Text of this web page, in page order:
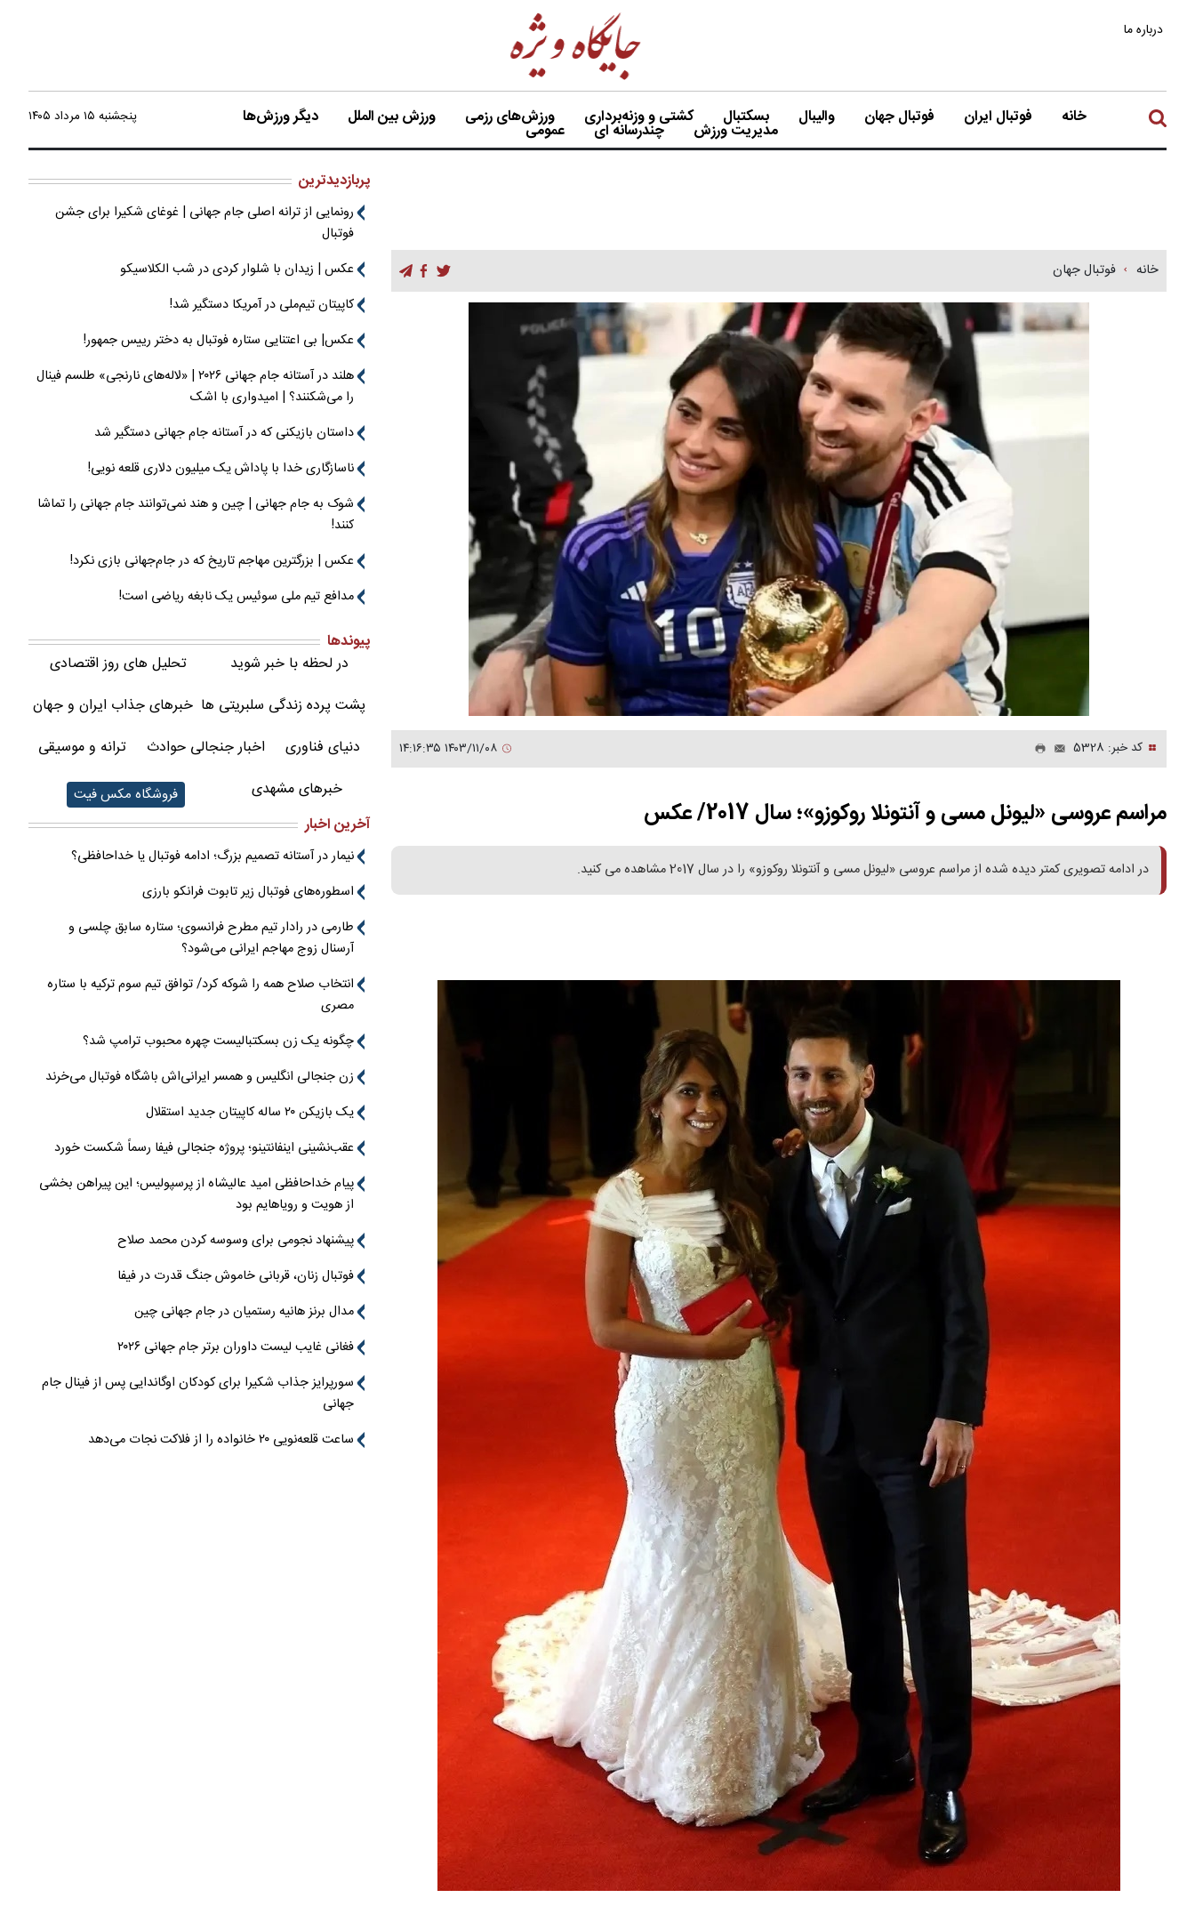
درباره ما
خانه فوتبال ایران فوتبال جهان والیبال بسکتبال کشتی و وزنه‌برداری ورزش‌های رزمی ورزش بین الملل دیگر ورزش‌ها
مدیریت ورزش چندرسانه ای عمومی
پنجشنبه ۱۵ مرداد ۱۴۰۵
خانه فوتبال جهان
کد خبر: 5328
مراسم عروسی «لیونل مسی و آنتونلا روکوزو»؛ سال 2017/ عکس
در ادامه تصویری کمتر دیده شده از مراسم عروسی «لیونل مسی و آنتونلا روکوزو» را در سال 2017 مشاهده می کنید.
پربازدیدترین
رونمایی از ترانه اصلی جام جهانی | غوغای شکیرا برای جشن
فوتبال
عکس | زیدان با شلوار کردی در شب الکلاسیکو
کاپیتان تیم‌ملی در آمریکا دستگیر شد!
عکس| بی اعتنایی ستاره فوتبال به دختر رییس جمهور!
هلند در آستانه جام جهانی ۲۰۲۶ | «لاله‌های نارنجی» طلسم فینال
را می‌شکنند؟ | امیدواری با اشک
داستان بازیکنی که در آستانه جام جهانی دستگیر شد
ناسازگاری خدا با پاداش یک میلیون دلاری قلعه نویی!
شوک به جام جهانی | چین و هند نمی‌توانند جام جهانی را تماشا
کنند!
عکس | بزرگترین مهاجم تاریخ که در جام‌جهانی بازی نکرد!
مدافع تیم ملی سوئیس یک نابغه ریاضی است!
پیوندها
در لحظه با خبر شوید
تحلیل های روز اقتصادی
پشت پرده زندگی سلبریتی ها خبرهای جذاب ایران و جهان
دنیای فناوری
اخبار جنجالی حوادث
ترانه و موسیقی
خبرهای مشهدی
فروشگاه مکس فیت
آخرین اخبار
نیمار در آستانه تصمیم بزرگ؛ ادامه فوتبال یا خداحافظی؟
اسطوره‌های فوتبال زیر تابوت فرانکو بارزی
طارمی در رادار تیم مطرح فرانسوی؛ ستاره سابق چلسی و
آرسنال زوج مهاجم ایرانی می‌شود؟
انتخاب صلاح همه را شوکه کرد/ توافق تیم سوم ترکیه با ستاره
مصری
چگونه یک زن بسکتبالیست چهره محبوب ترامپ شد؟
زن جنجالی انگلیس و همسر ایرانی‌اش باشگاه فوتبال می‌خرند
یک بازیکن ۲۰ ساله کاپیتان جدید استقلال
عقب‌نشینی اینفانتینو؛ پروژه جنجالی فیفا رسماً شکست خورد
پیام خداحافظی امید عالیشاه از پرسپولیس؛ این پیراهن بخشی
از هویت و رویاهایم بود
پیشنهاد نجومی برای وسوسه کردن محمد صلاح
فوتبال زنان، قربانی خاموش جنگ قدرت در فیفا
مدال برنز هانیه رستمیان در جام جهانی چین
فغانی غایب لیست داوران برتر جام جهانی ۲۰۲۶
سورپرایز جذاب شکیرا برای کودکان اوگاندایی پس از فینال جام
جهانی
ساعت قلعه‌نویی ۲۰ خانواده را از فلاکت نجات می‌دهد